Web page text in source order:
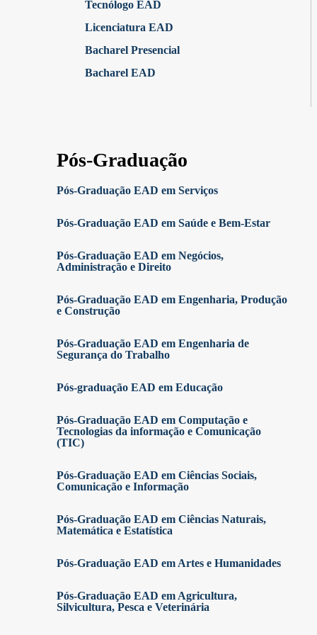
Tecnólogo EAD
Licenciatura EAD
Bacharel Presencial
Bacharel EAD
Pós-Graduação
Pós-Graduação EAD em Serviços
Pós-Graduação EAD em Saúde e Bem-Estar
Pós-Graduação EAD em Negócios,
Administração e Direito
Pós-Graduação EAD em Engenharia, Produção
e Construção
Pós-Graduação EAD em Engenharia de
Segurança do Trabalho
Pós-graduação EAD em Educação
Pós-Graduação EAD em Computação e
Tecnologias da informação e Comunicação
(TIC)
Pós-Graduação EAD em Ciências Sociais,
Comunicação e Informação
Pós-Graduação EAD em Ciências Naturais,
Matemática e Estatística
Pós-Graduação EAD em Artes e Humanidades
Pós-Graduação EAD em Agricultura,
Silvicultura, Pesca e Veterinária